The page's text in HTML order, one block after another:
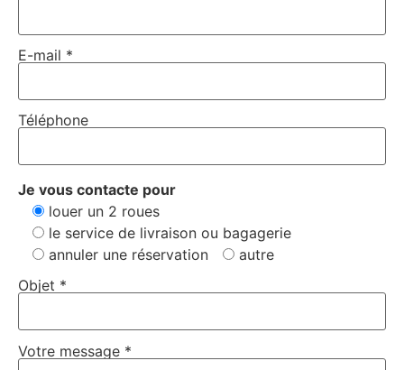
E-mail *
Téléphone
Je vous contacte pour
louer un 2 roues
le service de livraison ou bagagerie
annuler une réservation
autre
Objet *
Votre message *